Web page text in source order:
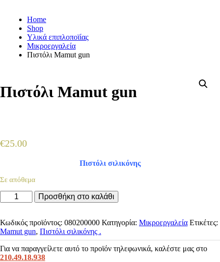
Home
Shop
Υλικά επιπλοποϊίας
Μικροεργαλεία
Πιστόλι Mamut gun
Πιστόλι Mamut gun
€25.00
Πιστόλι σιλικόνης
Σε απόθεμα
Πιστόλι
Mamut
ποσότητα
Προσθήκη στο καλάθι
Κωδικός προϊόντος: 080200000 Κατηγορία: Μικροεργαλεία Ετικέτες:
Mamut gun, Πιστόλι σιλικόνης .
Για να παραγγείλετε αυτό το προϊόν τηλεφωνικά, καλέστε μας στο
210.49.18.938